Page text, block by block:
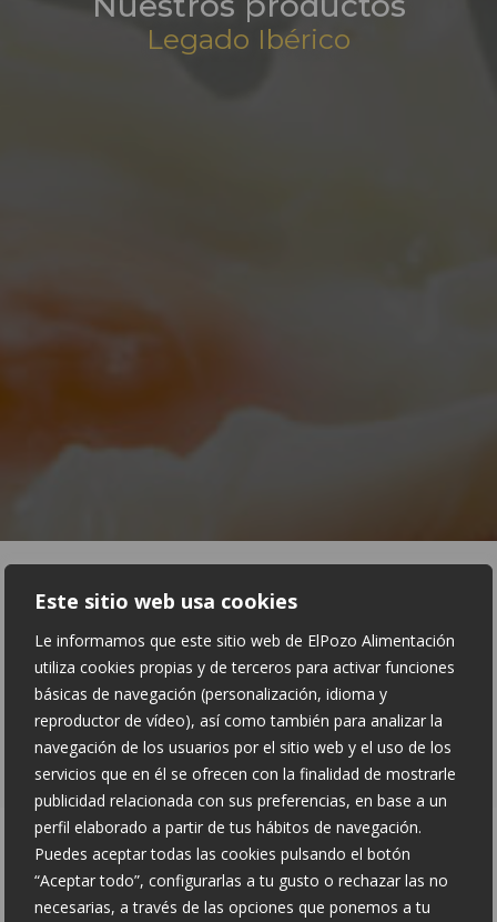
Este sitio web usa cookies
Le informamos que este sitio web de ElPozo Alimentación
utiliza cookies propias y de terceros para activar funciones
básicas de navegación (personalización, idioma y
reproductor de vídeo), así como también para analizar la
navegación de los usuarios por el sitio web y el uso de los
servicios que en él se ofrecen con la finalidad de mostrarle
publicidad relacionada con sus preferencias, en base a un
perfil elaborado a partir de tus hábitos de navegación.
Puedes aceptar todas las cookies pulsando el botón
“Aceptar todo”, configurarlas a tu gusto o rechazar las no
necesarias, a través de las opciones que ponemos a tu
Legado Ibérico
BACON CHARCUTERÍA
JAMÓN CURADO RESERVA ELPOZO SELECCIÓN
LEGADO IBÉRICO PAVO SALCHICHAS
SOLUCIONES UNTABLES YORK
Sin lactosa